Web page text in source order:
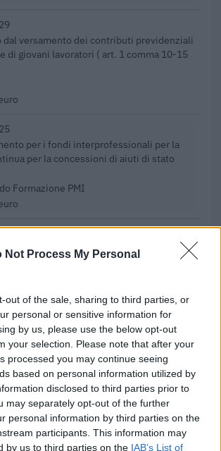
Not Process My Personal
out of the sale, sharing to third parties, or
personal or sensitive information for
by us, please use the below opt-out
your selection. Please note that after your
processed you may continue seeing
based on personal information utilized by
disclosed to third parties prior to
may separately opt-out of the further
personal information by third parties on the
participants. This information may
by us to third parties on the IAB’s List of
dal versamento dei contributi previdenziali
di giovani lavoratori ( art. 1 comma 10-15
per i fondi interprofessionali per la
per la concessioni di aiuti di stato
Formazione PMI
dal versamento dei contributi previdenziali
di giovani lavoratori ( art. 1 comma 10-15
FIERE INTERNAZIONALI - ANNO 2024
Commercio, Industria, Artigianato e